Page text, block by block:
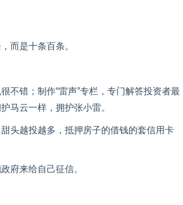
而是十条百条。
不错；制作“雷声”专栏，专门解答投资者最
马云一样，拥护张小雷。
头越投越多，抵押房子的借钱的套信用卡
府来给自己征信。